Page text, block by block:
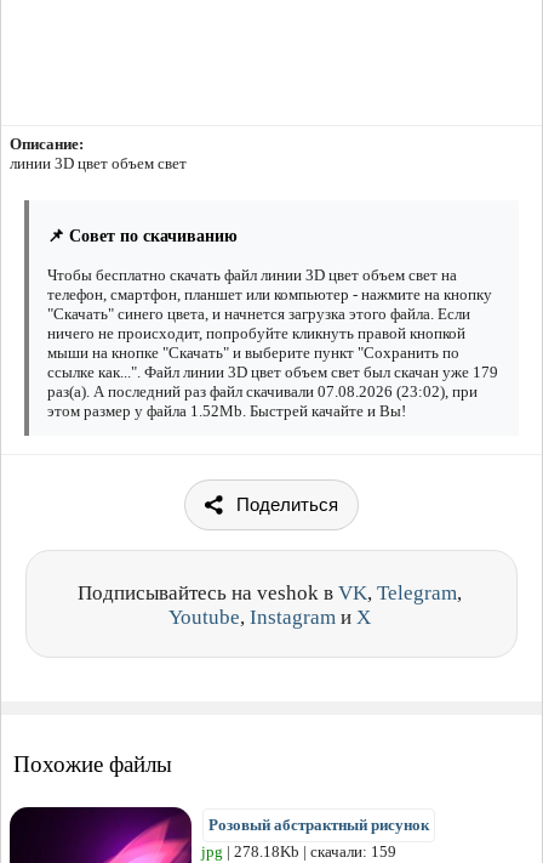
Описание:
линии 3D цвет объем свет
📌 Совет по скачиванию
Чтобы бесплатно скачать файл линии 3D цвет объем свет на
телефон, смартфон, планшет или компьютер - нажмите на кнопку
"Скачать" синего цвета, и начнется загрузка этого файла. Если
ничего не происходит, попробуйте кликнуть правой кнопкой
мыши на кнопке "Скачать" и выберите пункт "Сохранить по
ссылке как...". Файл линии 3D цвет объем свет был скачан уже 179
раз(а). А последний раз файл скачивали 07.08.2026 (23:02), при
этом размер у файла 1.52Mb. Быстрей качайте и Вы!
Поделиться
Подписывайтесь на veshok в VK, Telegram,
Youtube, Instagram и X
Похожие файлы
Розовый абстрактный рисунок
jpg | 278.18Kb | скачали: 159